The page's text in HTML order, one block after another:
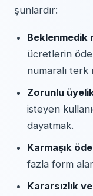
şunlardır:
Beklenmedik
ücretlerin
numaralı terk
Zorunlu
isteyen
dayatmak.
Karmaşık
fazla form
Kararsızlık